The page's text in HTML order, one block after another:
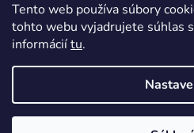
Tento web používa súbory
tohto webu vyjadrujete súhlas
informáciítu.
Prijímame online platby